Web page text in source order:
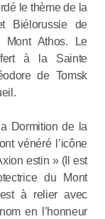
le thème de la
Biélorussie de
Mont Athos. Le
à la Sainte
de Tomsk
Dormition de la
vénéré l’icône
estin » (Il est
du Mont
à relier avec
en l’honneur